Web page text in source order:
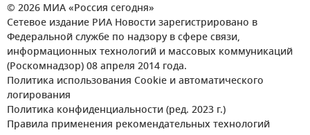
© 2026 МИА «Россия сегодня»
Сетевое издание РИА Новости зарегистрировано в
Федеральной службе по надзору в сфере связи,
информационных технологий и массовых коммуникаций
(Роскомнадзор) 08 апреля 2014 года.
Политика использования Cookie и автоматического
логирования
Политика конфиденциальности (ред. 2023 г.)
Правила применения рекомендательных технологий